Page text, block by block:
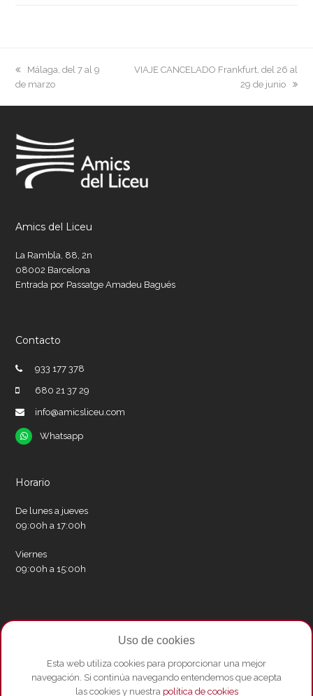
previous
post:
Málaga, del 7 al 9
de marzo
next
VIAJE CANCELADO Frankfurt, del 26 al
29 de junio
Amics del Liceu
La Rambla, 88, 2n
08002 Barcelona
Entrada por Passatge Amadeu Bagués
Contacto
933 177 378
680 21 37 29
info@amicsliceu.com
Whatsapp
Whatsapp
Horario
De lunes a jueves
09:00h a 17:00h
Viernes
09:00h a 15:00h
Redes sociales
TwitterFacebook
InstagramWhatsapp
Youtube
Uso de cookies
Esta web utiliza cookies para proporcionar una mejor
navegación. Si continúa navegando entendemos que acepta
las cookies y nuestra política de cookies